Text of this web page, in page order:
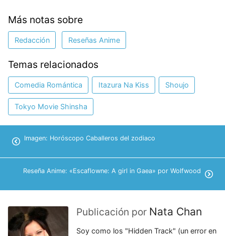
Más notas sobre
Redacción Reseñas Anime
Temas relacionados
Comedia Romántica Itazura Na Kiss Shoujo
Tokyo Movie Shinsha
Imagen: Horóscopo Caballeros del zodiaco
Reseña Anime: «Escaflowne: A girl in Gaea» por Wolfwood
Publicación por Nata Chan
Soy como los "Hidden Track" (un error en